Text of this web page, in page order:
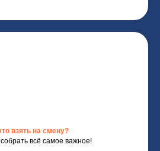
взять на смену?
всё самое важное!